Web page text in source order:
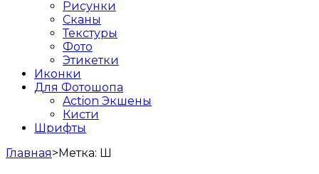
Рисунки
Сканы
Текстуры
Фото
Этикетки
Иконки
Для Фотошопа
Action Экшены
Кисти
Шрифты
Главная>Метка: Ш